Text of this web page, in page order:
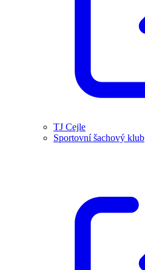
TJ Cejle
Sportovní šachový klub